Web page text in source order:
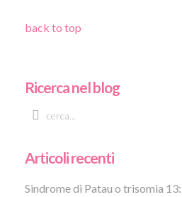
back to top
Ricerca nel blog
Articoli recenti
Sindrome di Patau o trisomia 13: